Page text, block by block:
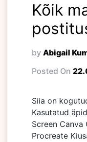
Kõik
by Abigail
Posted On
Siia on
Kasutatud
Screen
Procreate